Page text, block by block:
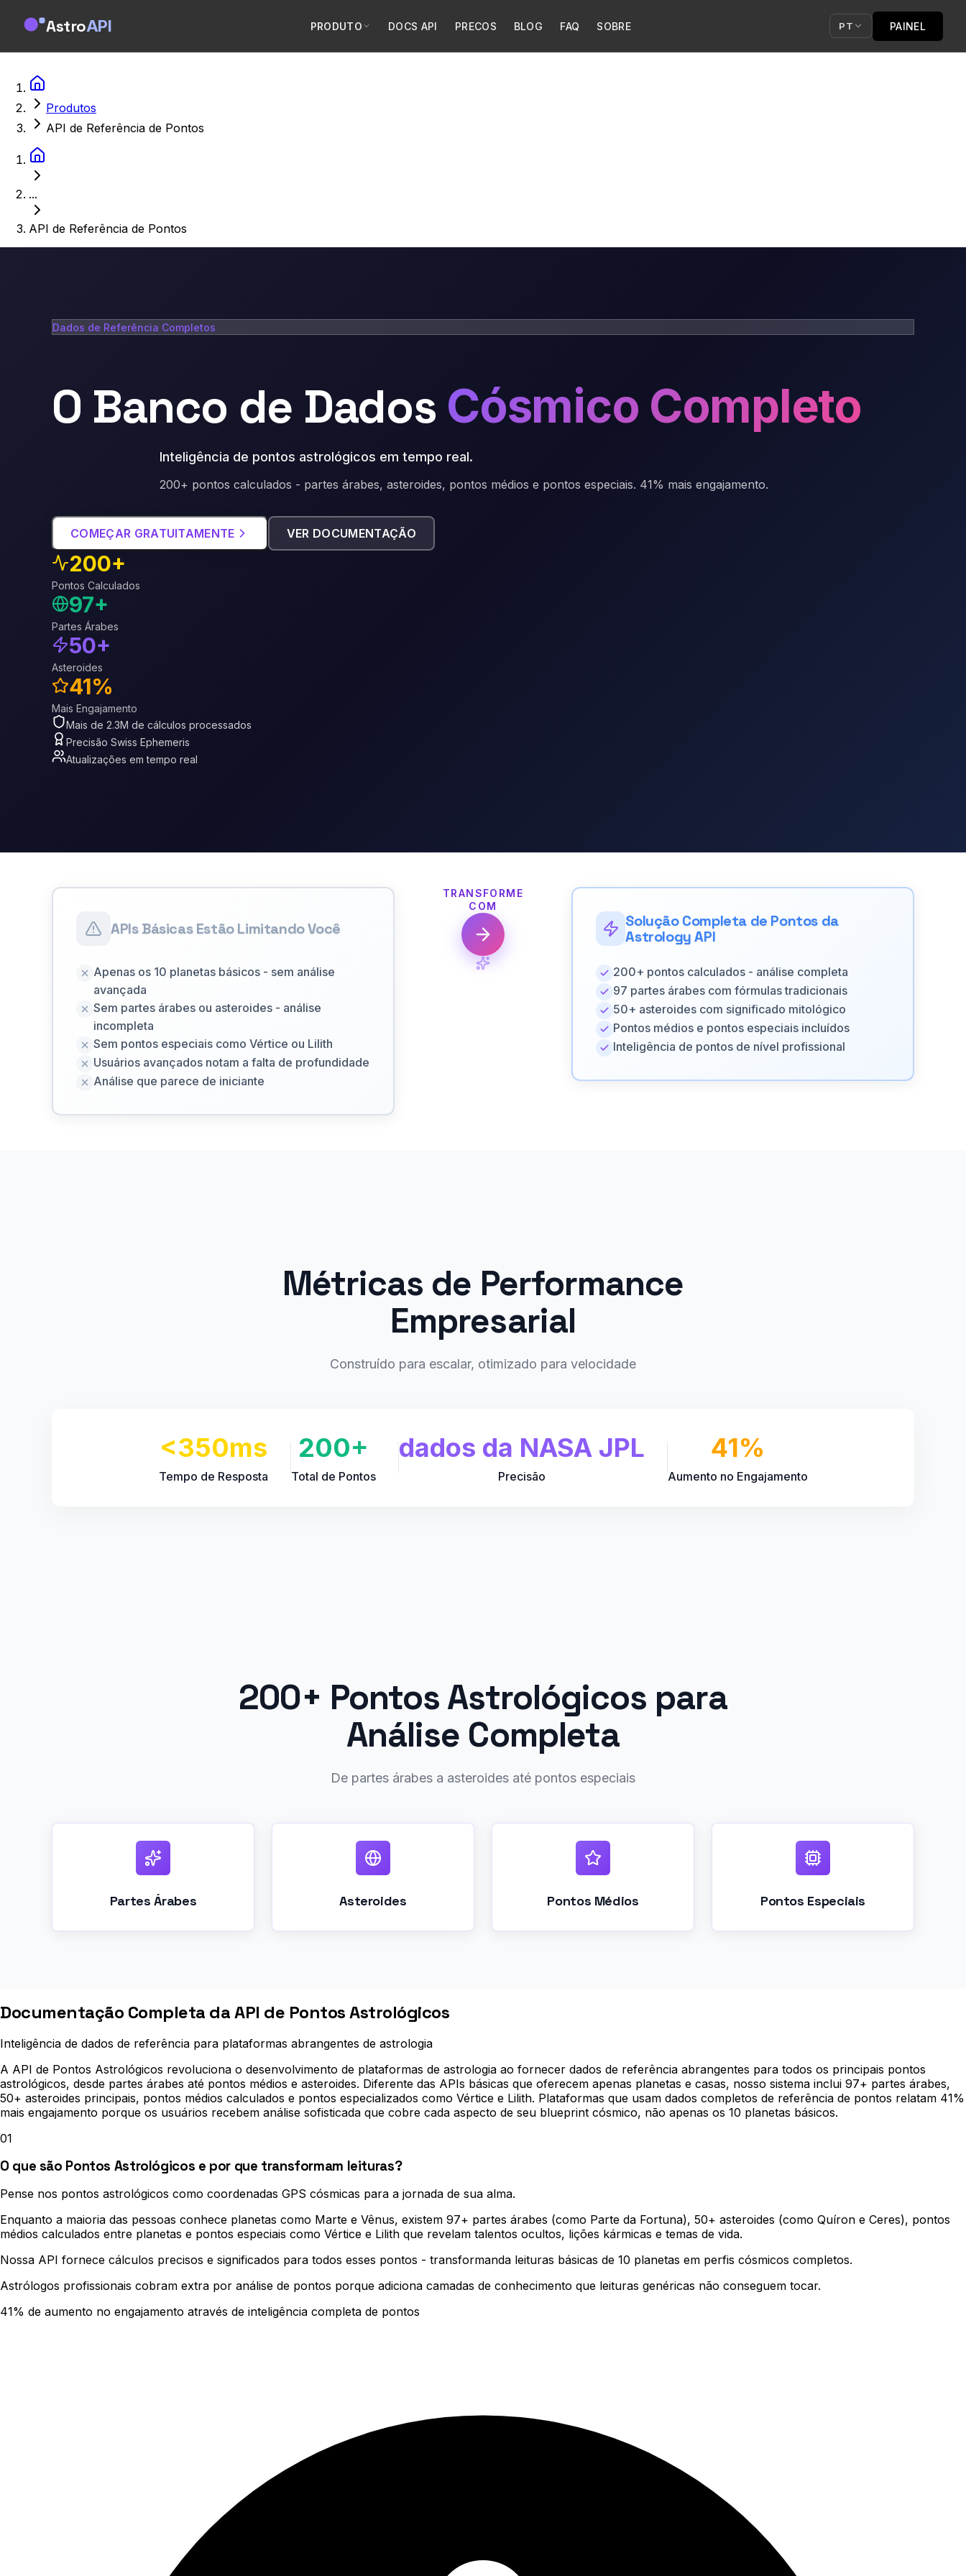
AstroAPI PRODUTO DOCS API PRECOS BLOG FAQ SOBRE PT PAINEL
Produtos
API de Referência de Pontos
...
API de Referência de Pontos
Dados de Referência Completos
O Banco de Dados Cósmico Completo
Inteligência de pontos astrológicos em tempo real.
200+ pontos calculados - partes árabes, asteroides, pontos médios e pontos especiais. 41% mais engajamento.
COMEÇAR GRATUITAMENTE VER DOCUMENTAÇÃO
200+
Pontos Calculados
97+
Partes Árabes
50+
Asteroides
41%
Mais Engajamento
Mais de 2.3M de cálculos processados
Precisão Swiss Ephemeris
Atualizações em tempo real
APIs Básicas Estão Limitando Você
Apenas os 10 planetas básicos - sem análise
avançada
Sem partes árabes ou asteroides - análise
incompleta
Sem pontos especiais como Vértice ou Lilith
Usuários avançados notam a falta de profundidade
Análise que parece de iniciante
TRANSFORME
COM
Solução Completa de Pontos da
Astrology API
200+ pontos calculados - análise completa
97 partes árabes com fórmulas tradicionais
50+ asteroides com significado mitológico
Pontos médios e pontos especiais incluídos
Inteligência de pontos de nível profissional
Métricas de Performance
Empresarial
Construído para escalar, otimizado para velocidade
<350ms
Tempo de Resposta
200+
Total de Pontos
dados da NASA JPL
Precisão
41%
Aumento no Engajamento
200+ Pontos Astrológicos para
Análise Completa
De partes árabes a asteroides até pontos especiais
Partes Árabes Asteroides Pontos Médios Pontos Especiais
Documentação Completa da API de Pontos Astrológicos
Inteligência de dados de referência para plataformas abrangentes de astrologia
A API de Pontos Astrológicos revoluciona o desenvolvimento de plataformas de astrologia ao fornecer dados de referência abrangentes para todos os principais pontos
astrológicos, desde partes árabes até pontos médios e asteroides. Diferente das APIs básicas que oferecem apenas planetas e casas, nosso sistema inclui 97+ partes árabes,
50+ asteroides principais, pontos médios calculados e pontos especializados como Vértice e Lilith. Plataformas que usam dados completos de referência de pontos relatam 41%
mais engajamento porque os usuários recebem análise sofisticada que cobre cada aspecto de seu blueprint cósmico, não apenas os 10 planetas básicos.
01
O que são Pontos Astrológicos e por que transformam leituras?
Pense nos pontos astrológicos como coordenadas GPS cósmicas para a jornada de sua alma.
Enquanto a maioria das pessoas conhece planetas como Marte e Vênus, existem 97+ partes árabes (como Parte da Fortuna), 50+ asteroides (como Quíron e Ceres), pontos
médios calculados entre planetas e pontos especiais como Vértice e Lilith que revelam talentos ocultos, lições kármicas e temas de vida.
Nossa API fornece cálculos precisos e significados para todos esses pontos - transformanda leituras básicas de 10 planetas em perfis cósmicos completos.
Astrólogos profissionais cobram extra por análise de pontos porque adiciona camadas de conhecimento que leituras genéricas não conseguem tocar.
41% de aumento no engajamento através de inteligência completa de pontos